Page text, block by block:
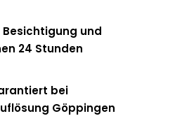
Besichtigung und
24 Stunden
bei
Göppingen